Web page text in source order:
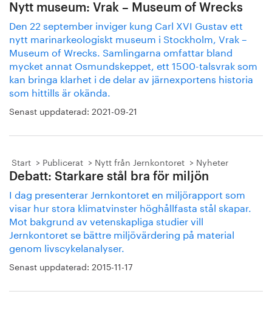
Nytt museum: Vrak – Museum of Wrecks
Den 22 september inviger kung Carl XVI Gustav ett
nytt marinarkeologiskt museum i Stockholm, Vrak –
Museum of Wrecks. Samlingarna omfattar bland
mycket annat Osmundskeppet, ett 1500-talsvrak som
kan bringa klarhet i de delar av järnexportens historia
som hittills är okända.
Senast uppdaterad: 2021-09-21
Start Publicerat Nytt från Jernkontoret Nyheter
Debatt: Starkare stål bra för miljön
I dag presenterar Jernkontoret en miljörapport som
visar hur stora klimatvinster höghållfasta stål skapar.
Mot bakgrund av vetenskapliga studier vill
Jernkontoret se bättre miljövärdering på material
genom livscykelanalyser.
Senast uppdaterad: 2015-11-17